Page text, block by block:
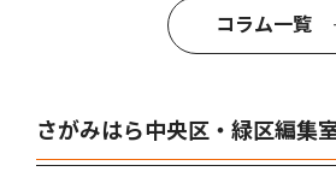
コラム一覧
さがみはら中央区・緑区編集